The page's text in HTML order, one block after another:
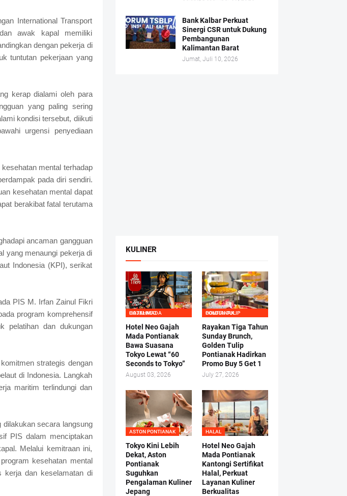
International Transport
awak kapal memiliki
dengan pekerja di
tuntutan pekerjaan yang
kerap dialami oleh para
yang paling sering
kondisi tersebut, diikuti
urgensi penyediaan
mental terhadap
pada diri sendiri.
kesehatan mental dapat
berakibat fatal terutama
ancaman gangguan
yang menaungi pekerja di
Indonesia (KPI), serikat
PIS M. Irfan Zainul Fikri
program komprehensif
pelatihan dan dukungan
strategis dengan
di Indonesia. Langkah
maritim terlindungi dan
secara langsung
PIS dalam menciptakan
Melalui kemitraan ini,
kesehatan mental
kerja dan keselamatan di
Bank Kalbar Perkuat
Sinergi CSR untuk Dukung
Pembangunan
Kalimantan Barat
Jumat, Juli 10, 2026
KULINER
HOTEL NEO GAJAHMADA
Hotel Neo Gajah
Mada Pontianak
Bawa Suasana
Tokyo Lewat “60
Seconds to Tokyo”
August 03, 2026
GOLDEN TULIP PONTIANAK
Rayakan Tiga Tahun
Sunday Brunch,
Golden Tulip
Pontianak Hadirkan
Promo Buy 5 Get 1
July 27, 2026
ASTON PONTIANAK
Tokyo Kini Lebih
Dekat, Aston
Pontianak
Suguhkan
Pengalaman Kuliner
Jepang
HALAL
Hotel Neo Gajah
Mada Pontianak
Kantongi Sertifikat
Halal, Perkuat
Layanan Kuliner
Berkualitas